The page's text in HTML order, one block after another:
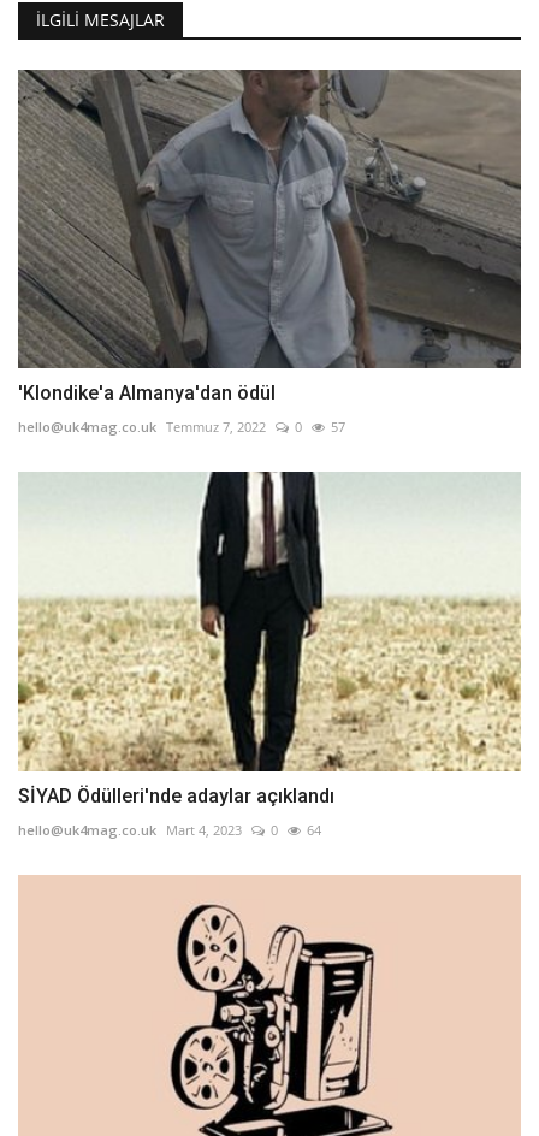
İLGILI MESAJLAR
'Klondike'a Almanya'dan ödül
hello@uk4mag.co.uk Temmuz 7, 2022 0 57
SİYAD Ödülleri'nde adaylar açıklandı
hello@uk4mag.co.uk Mart 4, 2023 0 64